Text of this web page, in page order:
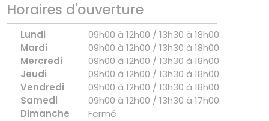
Horaires d'ouverture
Lundi
09h00 à 12h00 / 13h30 à 18h00
Mardi
09h00 à 12h00 / 13h30 à 18h00
Mercredi
09h00 à 12h00 / 13h30 à 18h00
Jeudi
09h00 à 12h00 / 13h30 à 18h00
Vendredi
09h00 à 12h00 / 13h30 à 18h00
Samedi
09h00 à 12h00 / 13h30 à 17h00
Dimanche
Fermé